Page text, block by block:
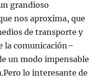
grandioso
nos aproxima, que
de transporte y
la comunicación–
un modo impensable
lo interesante de